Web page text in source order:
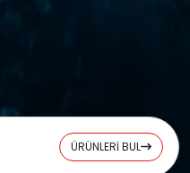
ÜRÜNLERİ BUL